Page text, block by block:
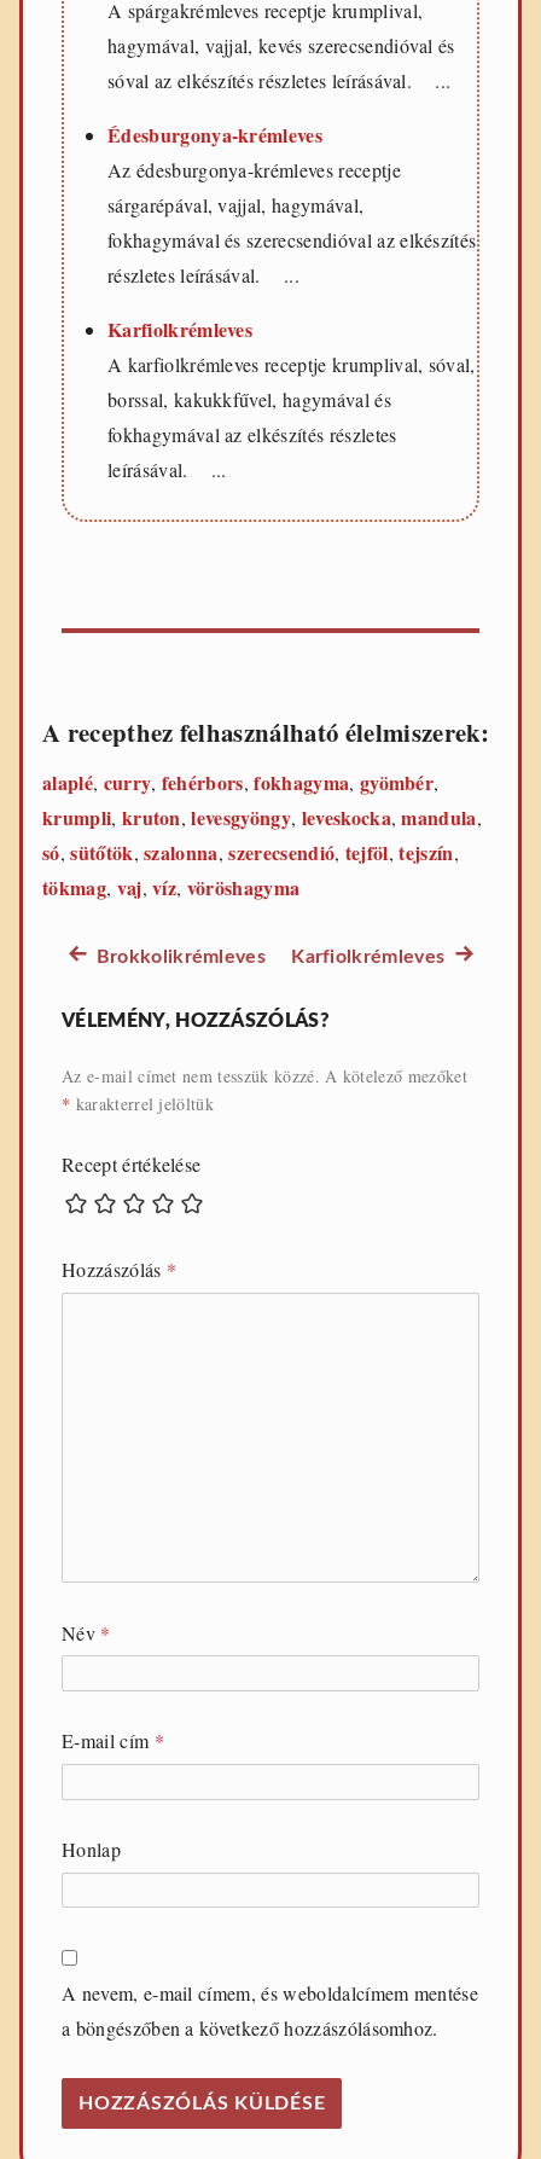
A spárgakrémleves receptje krumplival,
hagymával, vajjal, kevés szerecsendióval és
sóval az elkészítés részletes leírásával. ...
Édesburgonya-krémleves
Az édesburgonya-krémleves receptje
sárgarépával, vajjal, hagymával,
fokhagymával és szerecsendióval az elkészítés
részletes leírásával. ...
Karfiolkrémleves
A karfiolkrémleves receptje krumplival, sóval,
borssal, kakukkfűvel, hagymával és
fokhagymával az elkészítés részletes
leírásával. ...
A recepthez felhasználható élelmiszerek:
alaplé, curry, fehérbors,fokhagyma, gyömbér,
krumpli, kruton,levesgyöngy, leveskocka,mandula,
só,sütőtök,szalonna,szerecsendió, tejföl,tejszín,
tökmag, vaj,víz, vöröshagyma
Bejegyzés
navigáció
Előző
recept:
Brokkolikrémleves Karfiolkrémleves Következő
VÉLEMÉNY, HOZZÁSZÓLÁS?
Az e-mail címet nem tesszük közzé. A kötelező mezőket
* karakterrel jelöltük
Recept értékelése
Hozzászólás *
Név *
E-mail cím *
Honlap
A nevem, e-mail címem, és weboldalcímem mentése
a böngészőben a következő hozzászólásomhoz.